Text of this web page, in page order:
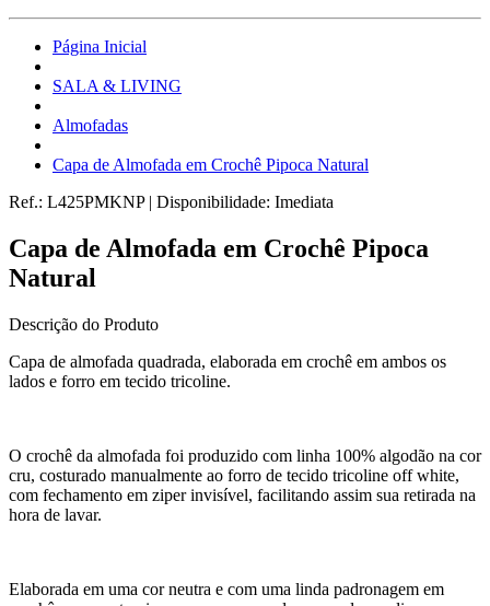
Página Inicial
SALA & LIVING
Almofadas
Capa de Almofada em Crochê Pipoca Natural
Ref.: L425PMKNP | Disponibilidade: Imediata
Capa de Almofada em Crochê Pipoca
Natural
Descrição do Produto
Capa de almofada quadrada, elaborada em crochê em ambos os
lados e forro em tecido tricoline.
O crochê da almofada foi produzido com linha 100% algodão na cor
cru, costurado manualmente ao forro de tecido tricoline off white,
com fechamento em ziper invisível, facilitando assim sua retirada na
hora de lavar.
Elaborada em uma cor neutra e com uma linda padronagem em